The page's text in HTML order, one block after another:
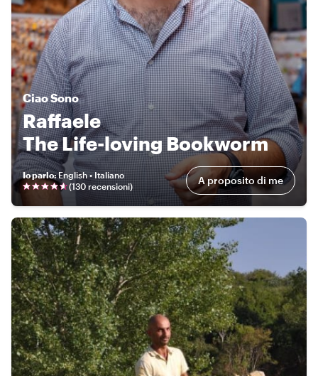
CiaoSono
Raffaele
The Life-loving Bookworm
Io parlo:English • Italiano
(130 recensioni) A proposito di me